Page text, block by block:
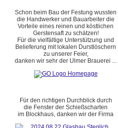
Schon beim Bau der Festung wussten
die Handwerker und Bauarbeiter die
Vorteile eines reinen und köstlichen
Gerstensaft zu schätzen!
Für die vielfältige Unterstützung und
Belieferung mit lokalen Durstlöschern
zu unserer Feier,
danken wir sehr der Ulmer Brauerei ...
Für den richtigen Durchblick durch
die Fenster der Schießscharten
im Blockhaus, danken wir der Firma